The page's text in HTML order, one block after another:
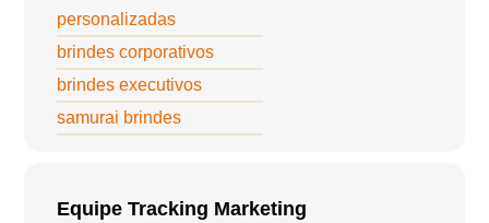
personalizadas
brindes corporativos
brindes executivos
samurai brindes
Equipe Tracking Marketing